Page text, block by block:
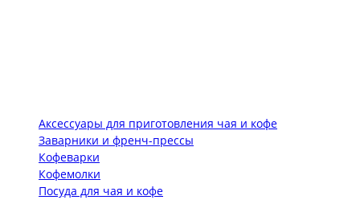
Аксессуары для приготовления чая и кофе
Заварники и френч-прессы
Кофеварки
Кофемолки
Посуда для чая и кофе